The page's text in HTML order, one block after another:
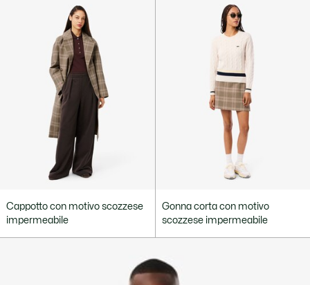
Cappotto con motivo scozzese
impermeabile
Gonna corta con motivo
scozzese impermeabile